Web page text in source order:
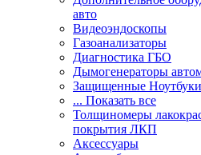
авто
Видеоэндоскопы
Газоанализаторы
Диагностика ГБО
Дымогенераторы
Защищенные Ноутбуки
... Показать все
Толщиномеры
покрытия ЛКП
Аксессуары